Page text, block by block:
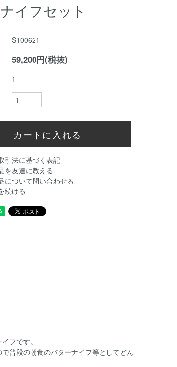
イフセット
S100621
59,200円(税抜)
1
引法に基づく表記
を友達に教える
について問い合わせる
続ける
フです。
普段の朝食のバターナイフ等としてどん